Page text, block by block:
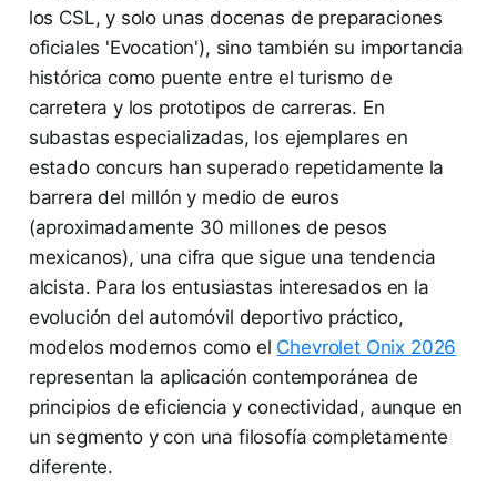
los CSL, y solo unas docenas de preparaciones
oficiales 'Evocation'), sino también su importancia
histórica como puente entre el turismo de
carretera y los prototipos de carreras. En
subastas especializadas, los ejemplares en
estado concurs han superado repetidamente la
barrera del millón y medio de euros
(aproximadamente 30 millones de pesos
mexicanos), una cifra que sigue una tendencia
alcista. Para los entusiastas interesados en la
evolución del automóvil deportivo práctico,
modelos modernos como el Chevrolet Onix 2026
representan la aplicación contemporánea de
principios de eficiencia y conectividad, aunque en
un segmento y con una filosofía completamente
diferente.